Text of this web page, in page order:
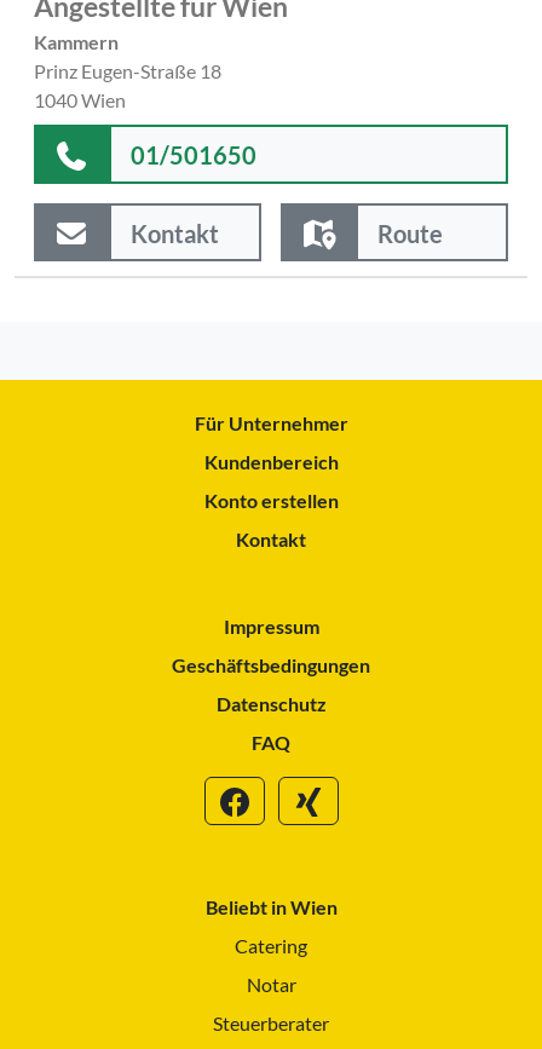
Kammern
Prinz Eugen-Straße 18
1040 Wien
01/501650
Kontakt Route
Für Unternehmer
Kundenbereich
Konto erstellen
Kontakt
Impressum
Geschäftsbedingungen
Datenschutz
FAQ
Beliebt in Wien
Catering
Notar
Steuerberater